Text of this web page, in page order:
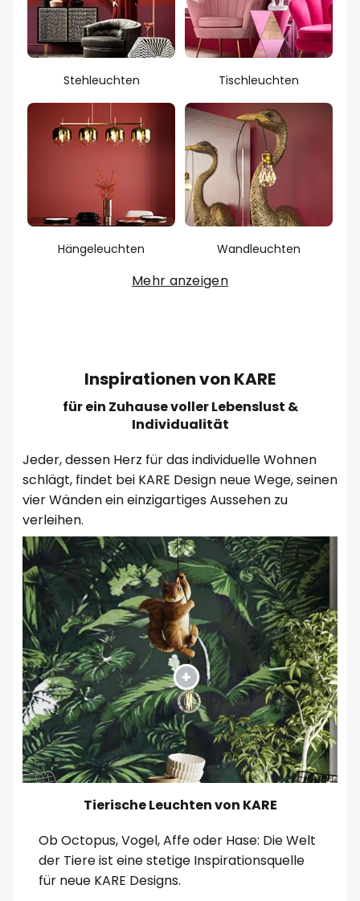
Stehleuchten Tischleuchten
Hängeleuchten Wandleuchten
Mehr anzeigen
Inspirationen von KARE
für ein Zuhause voller Lebenslust &
Individualität
Jeder, dessen Herz für das individuelle Wohnen
schlägt, findet bei KARE Design neue Wege, seinen
vier Wänden ein einzigartiges Aussehen zu
verleihen.
Tierische Leuchten von KARE
Ob Octopus, Vogel, Affe oder Hase: Die Welt
der Tiere ist eine stetige Inspirationsquelle
für neue KARE Designs.